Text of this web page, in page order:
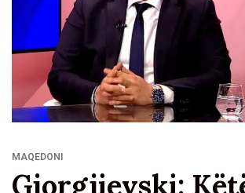
MAQEDONI
Gjorgjievski: